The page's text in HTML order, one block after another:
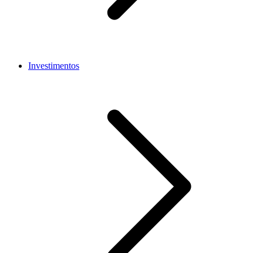
Investimentos